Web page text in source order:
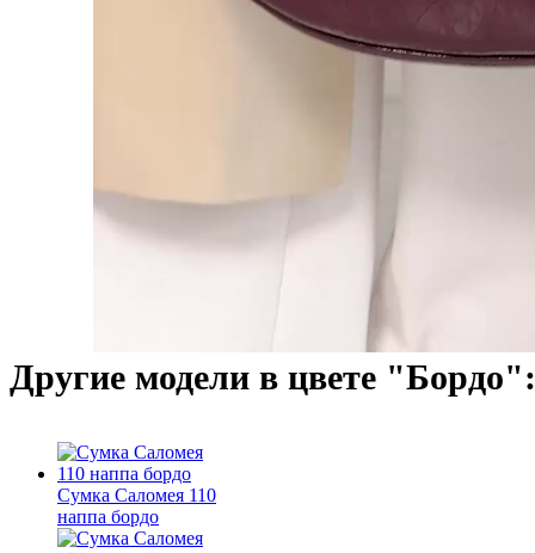
Другие модели в цвете "Бордо":
Сумка Саломея 110
наппа бордо